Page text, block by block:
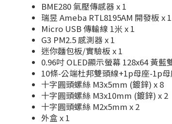
BME280 氣壓傳感器 x 1
瑞昱 Ameba RTL8195AM 開發板 x 1
Micro USB 傳輸線 1米 x 1
G3 PM2.5 感測器 x 1
迷你麵包板/實驗板 x 1
0.96吋 OLED顯示螢幕 128x64 黃藍
10條-公端杜邦雙頭線+1p母座-1p
十字圓頭螺絲 M3x5mm (鍍鋅) x 8
十字圓頭螺絲 M3x10mm (鍍鋅) x 2
十字圓頭螺絲 M2x5mm x 2
外盒 x 1